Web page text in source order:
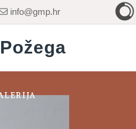
info@gmp.hr